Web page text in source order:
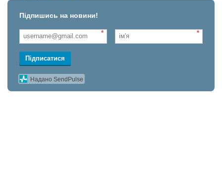
Підпишись на новини!
* *
Підписатися
Надано SendPulse